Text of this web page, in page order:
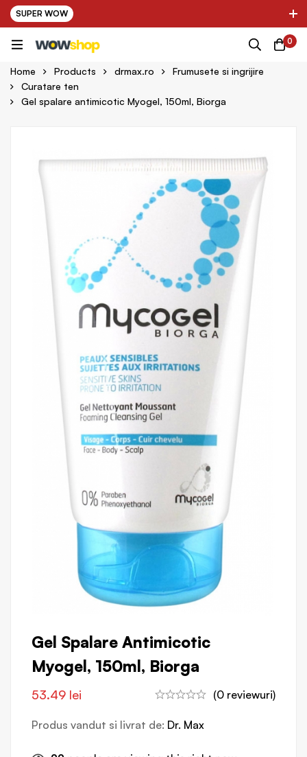
SUPER WOW
✌ Nou! Ultimii parteneri adaugati in platforma:
Farma ✌
0
Home Products drmax.ro
Frumusete si ingrijire
Curatare ten
Gel spalare antimicotic Myogel, 150ml, Biorga
Gel Spalare Antimicotic
Myogel, 150ml, Biorga
53.49 lei (0 reviewuri)
Produs vandut si livrat de: Dr. Max